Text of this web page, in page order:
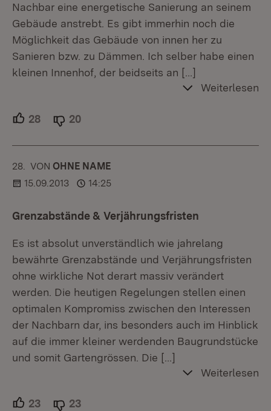
Nachbar eine energetische Sanierung an seinem
Gebäude anstrebt. Es gibt immerhin noch die
Möglichkeit das Gebäude von innen her zu
Sanieren bzw. zu Dämmen. Ich selber habe einen
kleinen Innenhof, der beidseits an […]
Weiterlesen
28 Unterstützer.
20
28. KOMMENTAR
VON :OHNE NAME
15.09.2013
14:25
Grenzabstände & Verjährungsfristen
Es ist absolut unverständlich wie jahrelang
bewährte Grenzabstände und Verjährungsfristen
ohne wirkliche Not derart massiv verändert
werden. Die heutigen Regelungen stellen einen
optimalen Kompromiss zwischen den Interessen
der Nachbarn dar, ins besonders auch im Hinblick
auf die immer kleiner werdenden Baugrundstücke
und somit Gartengrössen. Die […]
Weiterlesen
23 Unterstützer.
23